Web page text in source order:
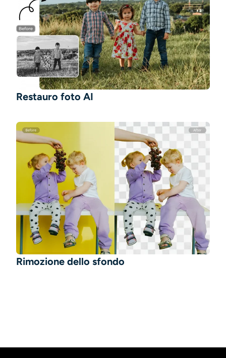
Restauro foto AI
Rimozione dello sfondo